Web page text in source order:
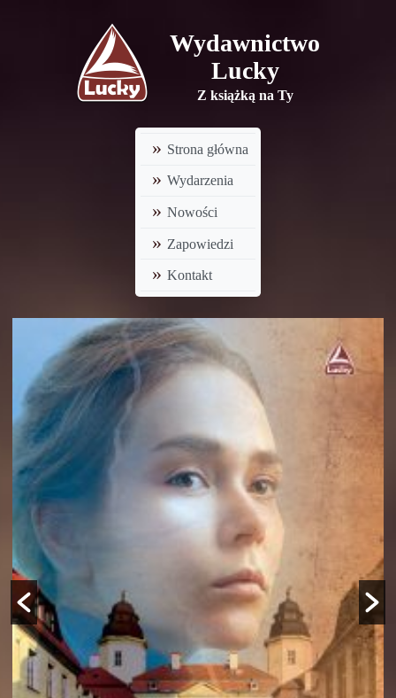
Wydawnictwo
Lucky
Z książką na Ty
Strona główna
Wydarzenia
Nowości
Zapowiedzi
Kontakt